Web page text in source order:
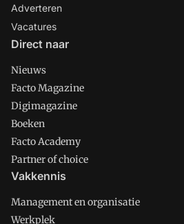
Adverteren
Vacatures
Direct naar
Nieuws
Facto Magazine
Digimagazine
Boeken
Facto Academy
Partner of choice
Vakkennis
Management en organisatie
Werkplek